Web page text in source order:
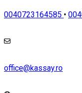
0040723164585 •
office@kassay.ro